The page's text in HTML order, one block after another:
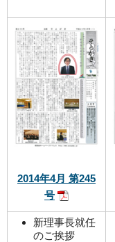
2014年4月 第245
号
新理事長就任
のご挨拶